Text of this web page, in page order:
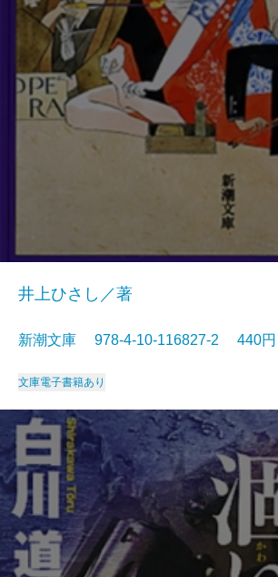
井上ひさし／著
新潮文庫 978-4-10-116827-2 440
文庫電子書籍あり